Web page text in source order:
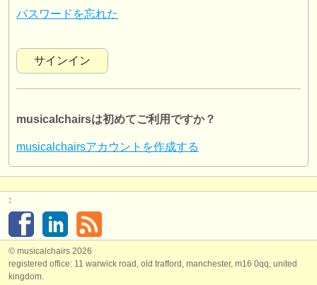
盗まれた楽器
オーケストラ
ユース オーケストラ
musicalchairs:
musicalchairsについて
rss feeds
クラシック音楽ニュース
パスワードを忘れた
musicalchairsは初めてご利用ですか？
musicalchairsアカウントを作成する
:
© musicalchairs 2026
registered office: 11 warwick road, old trafford, manchester, m16 0qq, united
kingdom.